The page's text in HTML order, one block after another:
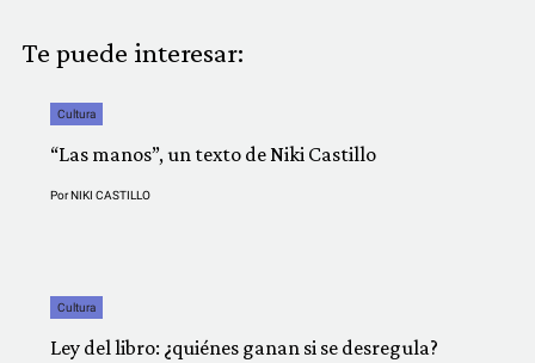
Te puede interesar:
Cultura
“Las manos”, un texto de Niki Castillo
PorNIKI CASTILLO
Cultura
Ley del libro: ¿quiénes ganan si se desregula?